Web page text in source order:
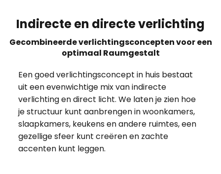
Indirecte en directe verlichting
Gecombineerde verlichtingsconcepten voor een
optimaal Raumgestalt
Een goed verlichtingsconcept in huis bestaat
uit een evenwichtige mix van indirecte
verlichting en direct licht. We laten je zien hoe
je structuur kunt aanbrengen in woonkamers,
slaapkamers, keukens en andere ruimtes, een
gezellige sfeer kunt creëren en zachte
accenten kunt leggen.